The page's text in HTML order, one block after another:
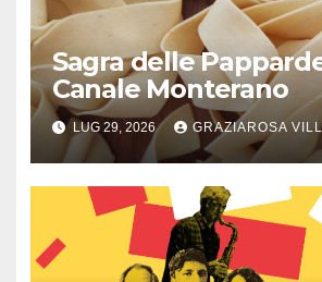
Sagra delle
Canale Monterano
LUG 29, 2026 GRAZIAROSA